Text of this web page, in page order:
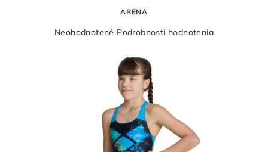
ARENA
Priemerné
Neohodnotené Podrobnosti hodnotenia